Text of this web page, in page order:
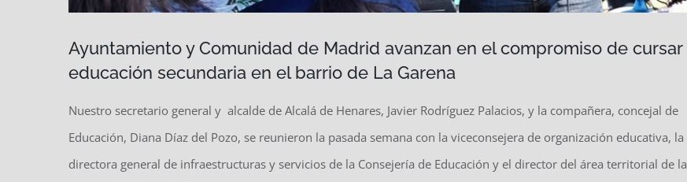
Ayuntamiento y Comunidad de Madrid avanzan en el compromiso de cursar
educación secundaria en el barrio de La Garena
Nuestro secretario general y alcalde de Alcalá de Henares, Javier Rodríguez Palacios, y la compañera, concejal de
Educación, Diana Díaz del Pozo, se reunieron la pasada semana con la viceconsejera de organización educativa, la
directora general de infraestructuras y servicios de la Consejería de Educación y el director del área territorial de la